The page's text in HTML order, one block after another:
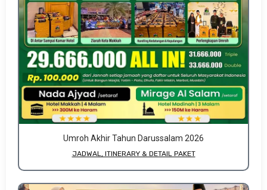
Umroh Akhir Tahun Darussalam 2026
JADWAL, ITINERARY & DETAIL PAKET